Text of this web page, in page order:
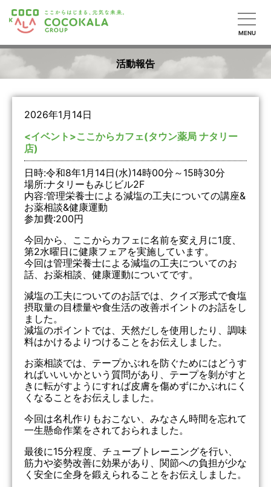
MENU
活動報告
2026年1月14日
<イベント>ここからカフェ(タウン薬局 ナタリー
店)
日時:令和8年1月14日(水)14時00分～15時30分
場所:ナタリーもみじビル2F
内容:管理栄養士による減塩の工夫についての講座&
お薬相談&健康運動
参加費:200円
今回から、ここからカフェに名前を変え月に1度、
第2水曜日に健康フェアを実施しています。
今回は管理栄養士による減塩の工夫についてのお
話、お薬相談、健康運動についてです。
減塩の工夫についてのお話では、クイズ形式で食塩
摂取量の目標量や食生活の改善ポイントのお話をし
ました。
減塩のポイントでは、天然だしを使用したり、調味
料はかけるよりつけることをお伝えしました。
お薬相談では、テープかぶれを防ぐためにはどうす
ればいいいかという質問があり、テープを剝がすと
きに転がすようにすれば皮膚を傷めずにかぶれにく
くなることをお伝えしました。
今回は名札作りもおこない、みなさん時間を忘れて
一生懸命作業をされておられました。
最後に15分程度、チューブトレーニングを行い、
筋力や姿勢改善に効果があり、関節への負担が少な
く安全に全身を鍛えられることをお伝えしました。